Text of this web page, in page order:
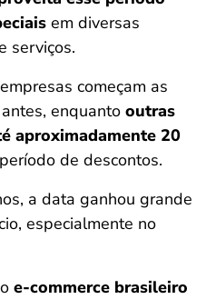
em diversas
serviços.
começam as
enquanto outras
aproximadamente 20
de descontos.
a data ganhou grande
especialmente no
e-commerce brasileiro